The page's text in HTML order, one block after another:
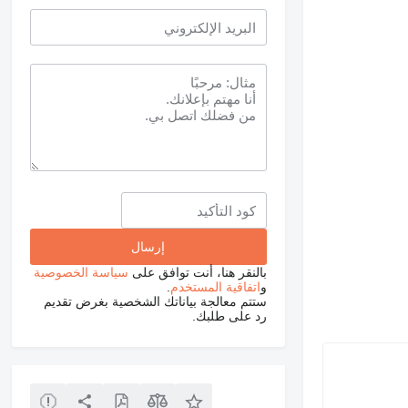
بالنقر هنا، أنت توافق على سياسة الخصوصية
واتفاقية المستخدم
ستتم معالجة بياناتك الشخصية بغرض تقديم
رد على طلبك.